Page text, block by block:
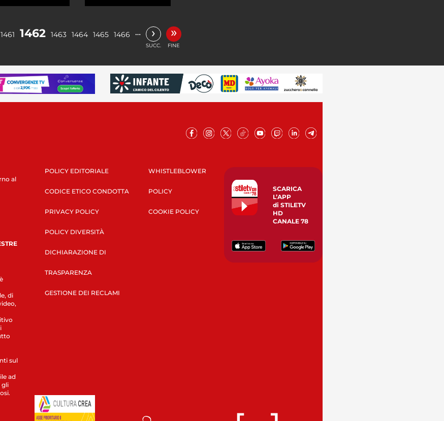
1461 1462 1463 1464 1465 1466 … ›
SUCC.
»
FINE
al
di
sul
ad
gli
POLICY EDITORIALE
CODICE ETICO CONDOTTA
PRIVACY POLICY
POLICY DIVERSITÀ
DICHIARAZIONE DI
TRASPARENZA
GESTIONE DEI RECLAMI
WHISTLEBLOWER
POLICY
COOKIE POLICY
SCARICA
L’APP
di STILETV
HD
CANALE 78